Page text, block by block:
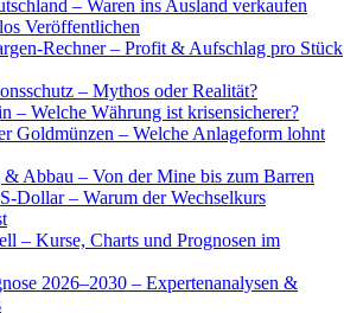
– Waren ins Ausland verkaufen
Veröffentlichen
Rechner – Profit & Aufschlag pro Stück
– Mythos oder Realität?
– Welche Währung ist krisensicherer?
Goldmünzen – Welche Anlageform lohnt
Abbau – Von der Mine bis zum Barren
Dollar – Warum der Wechselkurs
– Kurse, Charts und Prognosen im
2026–2030 – Expertenanalysen &